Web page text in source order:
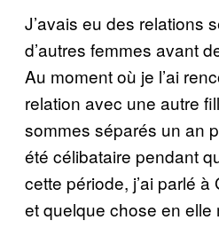
J’avais eu des relations
d’autres femmes avant
Au moment où je l’ai
relation avec une autre
sommes séparés un an
été célibataire pendant
cette période, j’ai parlé
et quelque chose en elle